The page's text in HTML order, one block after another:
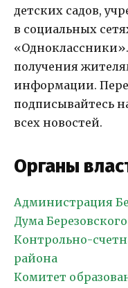
детских садов,
в социальных
получения
информации.
подписывайтесь
всех новостей.
Органы
Администрация
Дума
Контрольно-
района
Комитет